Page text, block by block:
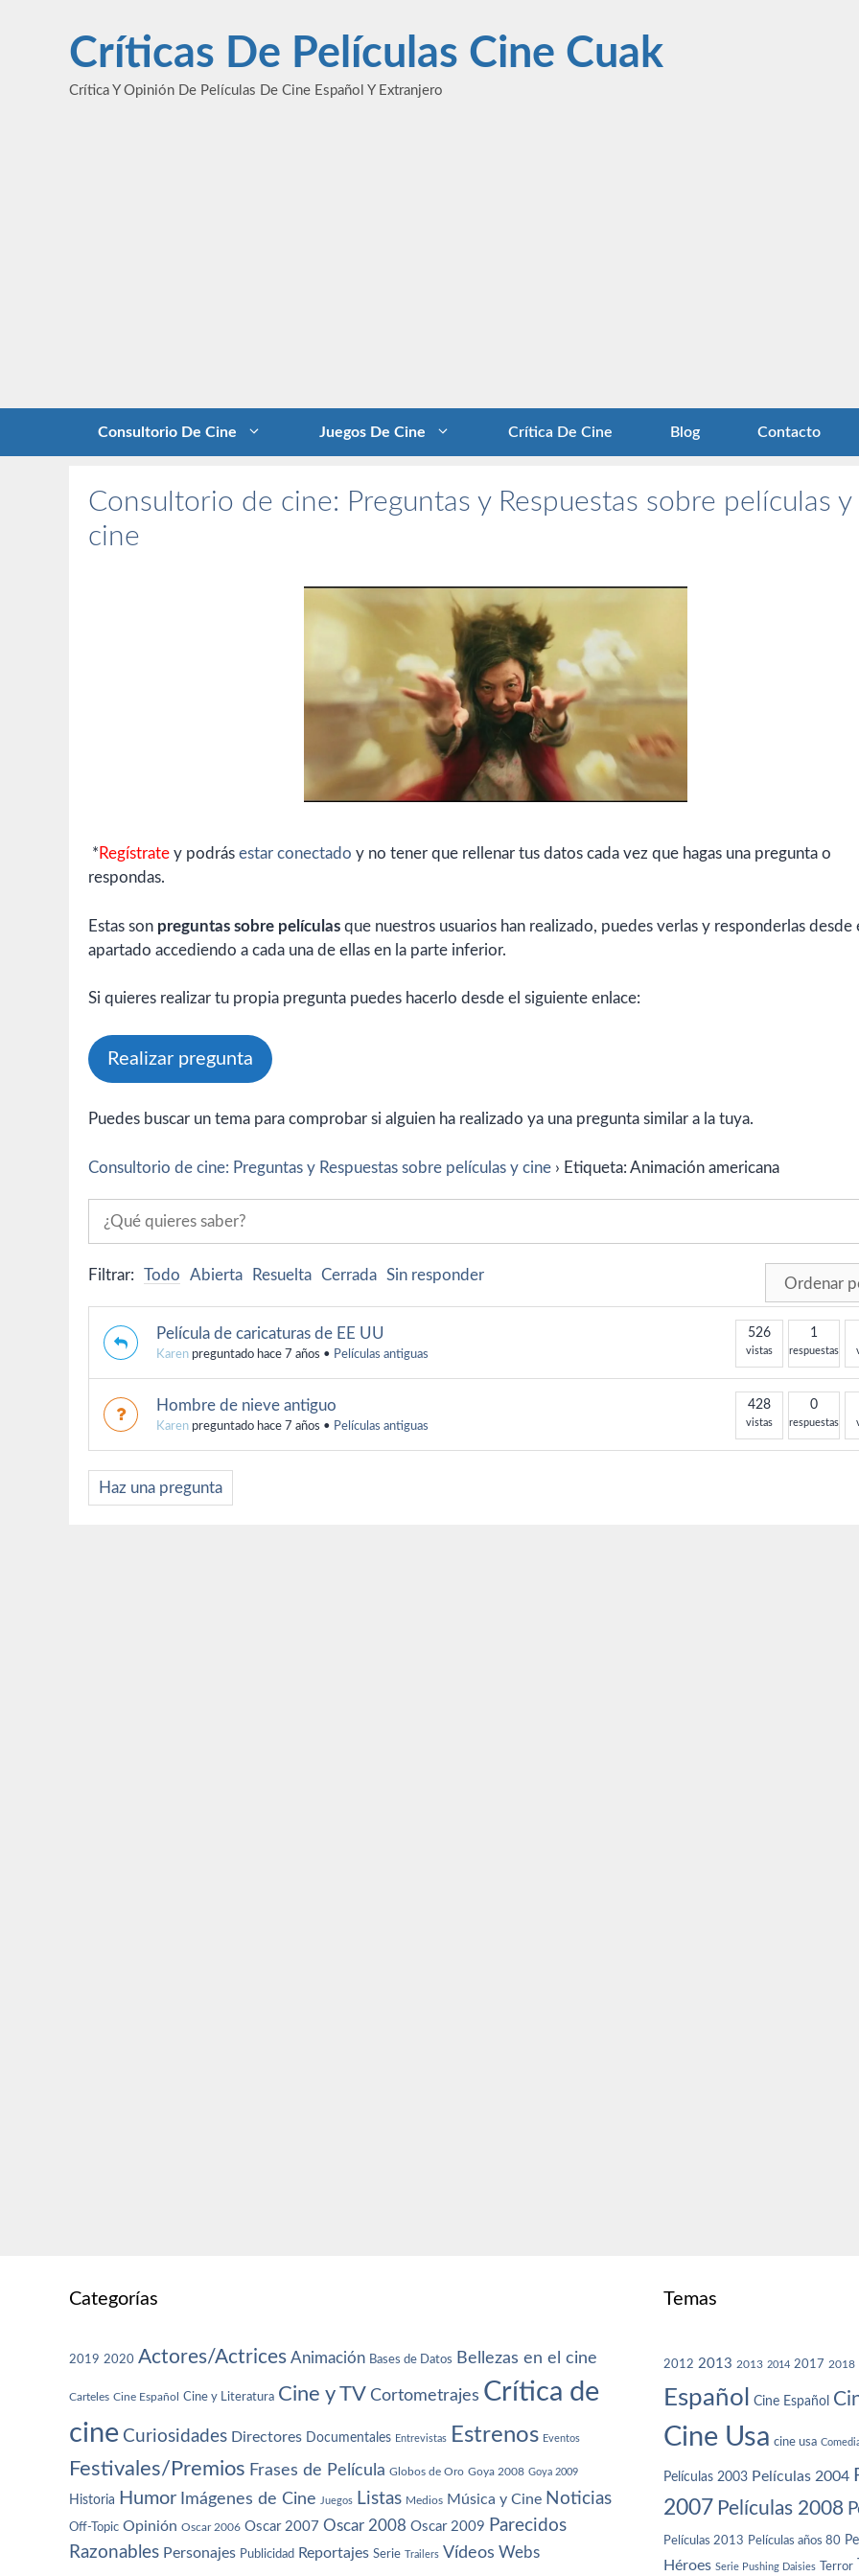
contenidoCríticas De Películas Cine Cuak
Crítica Y Opinión De Películas De Cine Español Y Extranjero
Consultorio De Cine Juegos De Cine Crítica De Cine Blog Contacto
Consultorio de cine: Preguntas y Respuestas sobre películas y
cine
* Regístrate y podrás estar conectado y no tener que rellenar tus datos cada vez que hagas una pregunta o
respondas.
Estas son preguntas sobre películas que nuestros usuarios han realizado, puedes verlas y responderlas desde
apartado accediendo a cada una de ellas en la parte inferior.
Si quieres realizar tu propia pregunta puedes hacerlo desde el siguiente enlace:
Realizar pregunta
Puedes buscar un tema para comprobar si alguien ha realizado ya una pregunta similar a la tuya.
Consultorio de cine: Preguntas y Respuestas sobre películas y cine › Etiqueta: Animación americana
Filtrar: Todo Abierta Resuelta Cerrada Sin responder
Película de caricaturas de EE UU
Karen preguntado hace 7 años • Películas antiguas
526
vistas
1
respuestas
Hombre de nieve antiguo
Karen preguntado hace 7 años • Películas antiguas
428
vistas
0
respuestas
Haz una pregunta
Categorías
2019 2020 Actores/Actrices Animación Bases de Datos Bellezas en el cine
Carteles Cine Español Cine y Literatura Cine y TV Cortometrajes Crítica de
cine Curiosidades Directores Documentales Entrevistas Estrenos Eventos
Festivales/Premios Frases de Película Globos de Oro Goya 2008 Goya 2009
Historia Humor Imágenes de Cine Juegos Listas Medios Música y Cine Noticias
Off-Topic Opinión Oscar 2006 Oscar 2007 Oscar 2008 Oscar 2009 Parecidos
Razonables Personajes Publicidad Reportajes Serie Trailers Vídeos Webs
Temas
2012 2013 2013 2014 2017 2018
Español Cine Español
Cine Usa cine usa
Películas 2003 Películas 2004
2007 Películas 2008
Películas 2013 Películas años 80
Héroes Serie Pushing Daisies Terror